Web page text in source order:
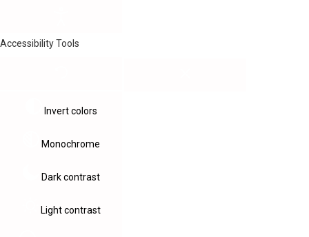
Accessibility Tools
Invert colors
Monochrome
Dark contrast
Light contrast